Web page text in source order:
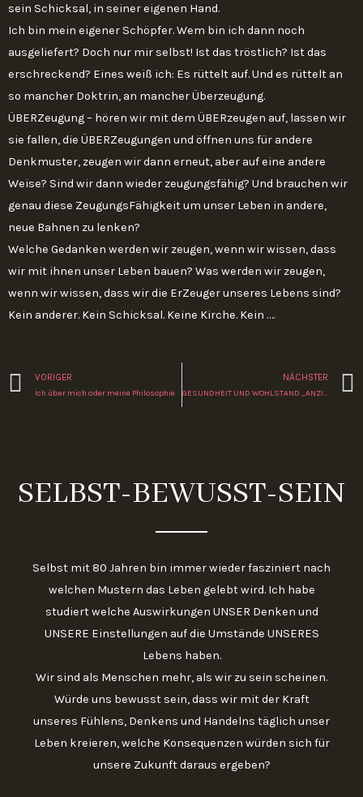
sein Schicksal, in seiner eigenen Hand.
Ich bin mein eigener Schöpfer. Wem bin ich dann noch
ausgeliefert? Doch nur mir selbst! Ist das tröstlich? Ist das
erschreckend? Eines weiß ich: Es rüttelt auf. Und es rüttelt an
so mancher Doktrin, an mancher Überzeugung.
ÜBERZeugung – hören wir mit dem ÜBERzeugen auf, lassen wir
sie fallen, die ÜBERZeugungen und öffnen uns für andere
Denkmuster, zeugen wir dann erneut, aber auf eine andere
Weise? Sind wir dann wieder zeugungsfähig? Und brauchen wir
genau diese ZeugungsFähigkeit um unser Leben in andere,
neue Bahnen zu lenken?
Welche Gedanken werden wir zeugen, wenn wir wissen, dass
wir mit ihnen unser Leben bauen? Was werden wir zeugen,
wenn wir wissen, dass wir die ErZeuger unseres Lebens sind?
Kein anderer. Kein Schicksal. Keine Kirche. Kein ….
Zurück
VORIGER
Ich über mich oder meine Philosophie
NÄCHSTER
GESUNDHEIT UND WOHLSTAND „ANZIEHEN“
SELBST-BEWUSST-SEIN
Selbst mit 80 Jahren bin immer wieder fasziniert nach
welchen Mustern das Leben gelebt wird. Ich habe
studiert welche Auswirkungen UNSER Denken und
UNSERE Einstellungen auf die Umstände UNSERES
Lebens haben.
Wir sind als Menschen mehr, als wir zu sein scheinen.
Würde uns bewusst sein, dass wir mit der Kraft
unseres Fühlens, Denkens und Handelns täglich unser
Leben kreieren, welche Konsequenzen würden sich für
unsere Zukunft daraus ergeben?